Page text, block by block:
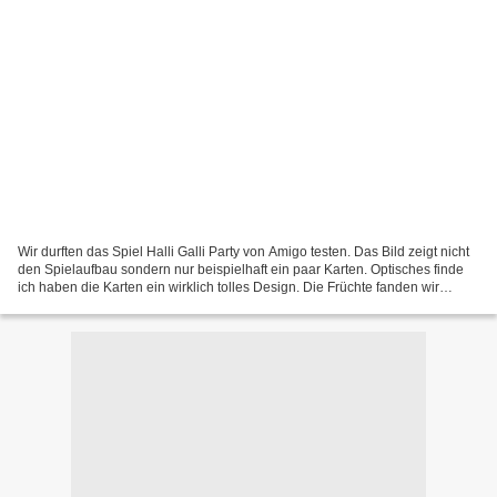
Wir durften das Spiel Halli Galli Party von Amigo testen. Das Bild zeigt nicht
den Spielaufbau sondern nur beispielhaft ein paar Karten. Optisches finde
ich haben die Karten ein wirklich tolles Design. Die Früchte fanden wir